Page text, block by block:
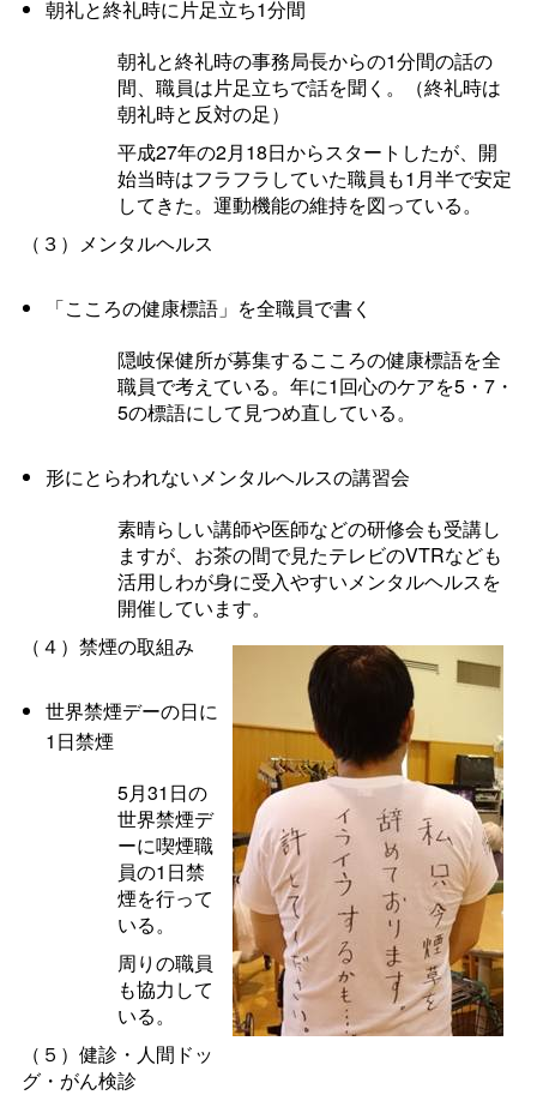
朝礼と終礼時に片足立ち1分間
朝礼と終礼時の事務局長からの1分間の話の
間、職員は片足立ちで話を聞く。（終礼時は
朝礼時と反対の足）
平成27年の2月18日からスタートしたが、開
始当時はフラフラしていた職員も1月半で安定
してきた。運動機能の維持を図っている。
（３）メンタルヘルス
「こころの健康標語」を全職員で書く
隠岐保健所が募集するこころの健康標語を全
職員で考えている。年に1回心のケアを5・7・
5の標語にして見つめ直している。
形にとらわれないメンタルヘルスの講習会
素晴らしい講師や医師などの研修会も受講し
ますが、お茶の間で見たテレビのVTRなども
活用しわが身に受入やすいメンタルヘルスを
開催しています。
（４）禁煙の取組み
世界禁煙デーの日に
1日禁煙
5月31日の
世界禁煙デ
ーに喫煙職
員の1日禁
煙を行って
いる。
周りの職員
も協力して
いる。
（５）健診・人間ドッ
グ・がん検診